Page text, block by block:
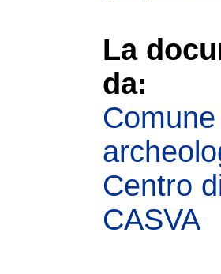
La
da:
Centro
CASVA